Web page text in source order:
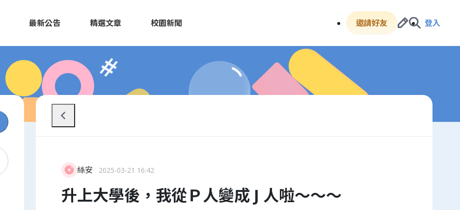
最新公告 精選文章 校園新聞 邀請好友 登入
絲安 2025-03-21 16:42
升上大學後，我從Ｐ人變成 J 人啦～～～